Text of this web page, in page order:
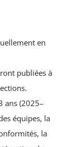
en
publiées à
ans (2025–
équipes, la
la